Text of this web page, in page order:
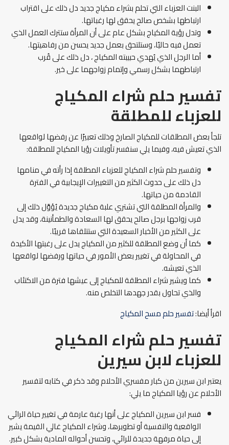
البنت العزباء التي تحلم بشراء مكياج جديد دل ذلك على اقتراب
ارتباطها بشخص صالح يحقق لها رغباتها.
وتدل رؤية المكياج بشكل عام على أن المرأة ستترك العمل الذي
تعمل فيه حاليًا، وستلتحق بعمل جديد يحسن من رفاهيتها.
أما الرجل الذي يُهدي حبيبته المكياج ، دل ذلك على قُرب
ارتباطهما بشكل رسمي وإتمام زواجهما على خير.
تفسير حلم شراء المكياج
للعزباء للمطلقة
تلجأ بعض المطلقات للمكياج الصارخ وذلك تعبيرًا عن رفضها لواقعها
الذي تعيش فيه، وفيما يلي سنفسر تأويلات رؤيا المكياج للمطلقة:
وتفسير حلم شراء المكياج للعزباء المطلقة إذا رأته في منامها
دل ذلك على حدوث الكثير من التغييرات الإيجابية في الفترة
القادمة من حياتها.
والمرأة المطلقة التي تشتري علبة مكياج جديدة يُؤوَّل ذلك إلى
قرب زواجها برجل صالح يحقق لها السعادة والطمأنينة، وقد يدل
على الكثير من الأخبار السعيدة التي ستتلقاها قريبًا.
كما أن وضع المطلقة للكثير من المكياج يدل على رغبتها الأكيدة
في المحاولة في تغيير بعض الأمور في حياتها ورفضها لواقعها
الذي تعيشه.
كما ويشير شراء المطلقة للمكياج إلى عيشها فترة من الاكتئاب
والذي تحاول بقدر جهدها التخلص منه.
اقرأ أيضا:تفسير حلم مسح المكياج
تفسير حلم شراء المكياج
للعزباء لابن سيرين
يعتبر ابن سيرين من كبار مفسري الأحلام وقد ذكر في كتابه لتفسير
الأحلام عن رؤيا المكياج ما يلي:
فسر ابن سيرين المكياج على أنها رغبة عارمة في تغيير حياة الرائي
الواقعية والنفسية أو تطويرها، وشراء المكياج غالي القيمة يشير
إلى حياة مرفهة جديدة للرائي، وتحسن أحواله المادية بشكل كبير.